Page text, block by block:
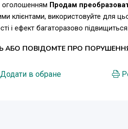
оголошенням Продам
клієнтами, використовуйте для
і ефект багаторазово
АБО ПОВІДОМТЕ ПРО
Додати в обране